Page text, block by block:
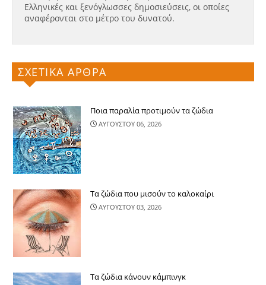
Ελληνικές και ξενόγλωσσες δημοσιεύσεις, οι οποίες
αναφέρονται στο μέτρο του δυνατού.
ΣΧΕΤΙΚΑ ΑΡΘΡΑ
Ποια παραλία προτιμούν τα ζώδια
ΑΥΓΟΥΣΤΟΥ 06, 2026
Τα ζώδια που μισούν το καλοκαίρι
ΑΥΓΟΥΣΤΟΥ 03, 2026
Τα ζώδια κάνουν κάμπινγκ